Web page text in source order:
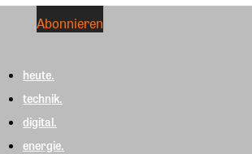
heute.
technik.
digital.
energie.